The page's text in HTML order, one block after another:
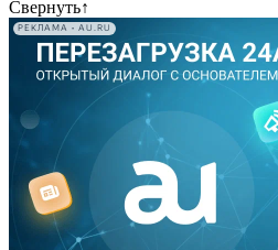
Свернуть↑
РЕКЛАМА • AU.RU